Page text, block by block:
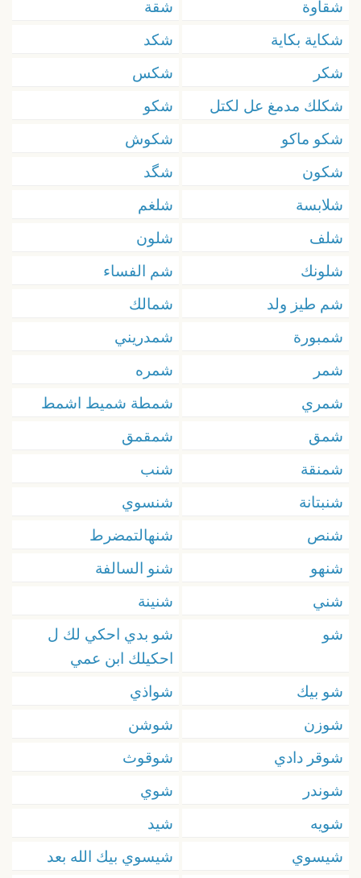
شقاوة
شقة
شكاية بكاية
شكد
شكر
شكس
شكلك مدمغ عل لكتل
شكو
شكو ماكو
شكوش
شكون
شگد
شلابسة
شلغم
شلف
شلون
شلونك
شم الفساء
شم طيز ولد
شمالك
شمبورة
شمدريني
شمر
شمره
شمري
شمطة شميط اشمط
شمق
شمقمق
شمنقة
شنب
شنبتانة
شنسوي
شنص
شنهالتمضرط
شنهو
شنو السالفة
شني
شنينة
شو
شو بدي احكي لك ل
احكيلك ابن عمي
شو بيك
شواذي
شوزن
شوشن
شوقر دادي
شوقوث
شوندر
شوي
شويه
شيد
شيسوي
شيسوي بيك الله بعد